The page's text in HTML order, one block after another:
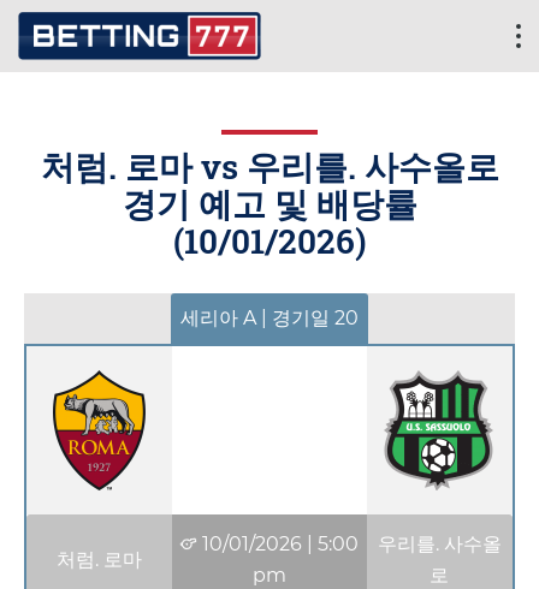
처럼. 로마 vs 우리를. 사수올로
경기 예고 및 배당률
(10/01/2026)
세리아 A | 경기일 20
처럼. 로마
10/01/2026 |5:00
pm
우리를. 사수올
로